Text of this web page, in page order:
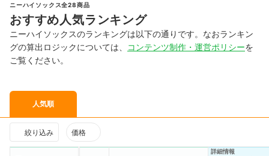
ニーハイソックス全28商品
おすすめ人気ランキング
ニーハイソックスのランキングは以下の通りです。なおランキン
グの算出ロジックについては、
コンテンツ制作・運営ポリシーを
ご覧ください。
人気順
絞り込み 価格
詳細情報